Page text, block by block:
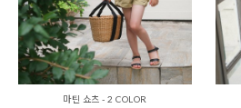
마틴 쇼츠 - 2 COLOR